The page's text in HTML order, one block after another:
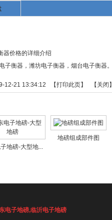
器价格的详细介绍
子衡器 ， 潍坊电子衡器 ， 烟台电子衡器。
12-21 13:34:12 【打印此页】 【 关闭 】
地磅-大型地...
地磅组成部件图
电子地磅,临沂电子地磅